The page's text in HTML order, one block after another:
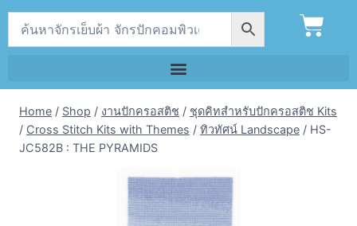
Home / Shop / งานปักครอสติช / ชุดคิทสำหรับปักครอสติช Kits
/ Cross Stitch Kits with Themes / ทิวทัศน์ Landscape / HS-
JC582B : THE PYRAMIDS